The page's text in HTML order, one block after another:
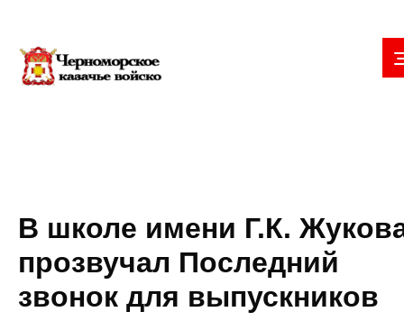
В школе имени Г.К.
прозвучал Последний
звонок для выпускников